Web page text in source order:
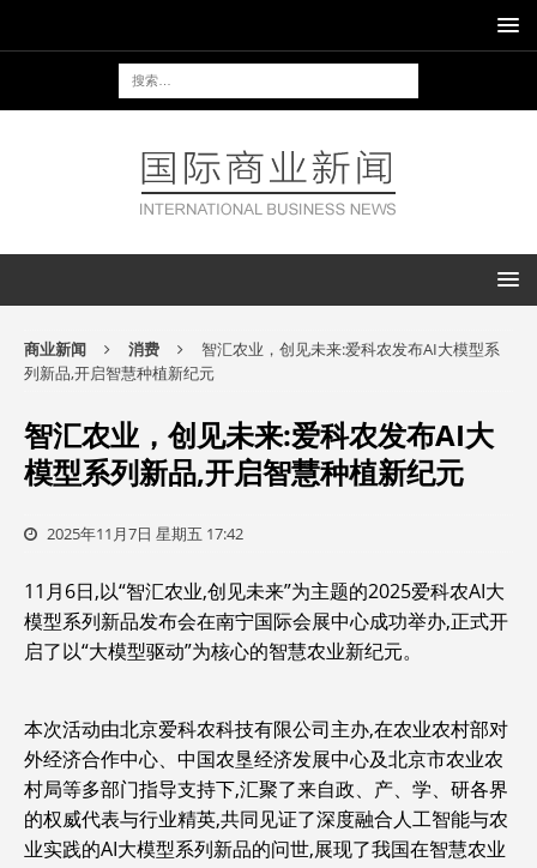
商业新闻 消费
智汇农业，创见未来:爱科农发布AI大模型系
列新品,开启智慧种植新纪元
智汇农业，创见未来:爱科农发布AI大
模型系列新品,开启智慧种植新纪元
2025年11月7日 星期五 17:42
11月6日,以“智汇农业,创见未来”为主题的2025爱科农AI大
模型系列新品发布会在南宁国际会展中心成功举办,正式开
启了以“大模型驱动”为核心的智慧农业新纪元。
本次活动由北京爱科农科技有限公司主办,在农业农村部对
外经济合作中心、中国农垦经济发展中心及北京市农业农
村局等多部门指导支持下,汇聚了来自政、产、学、研各界
的权威代表与行业精英,共同见证了深度融合人工智能与农
业实践的AI大模型系列新品的问世,展现了我国在智慧农业